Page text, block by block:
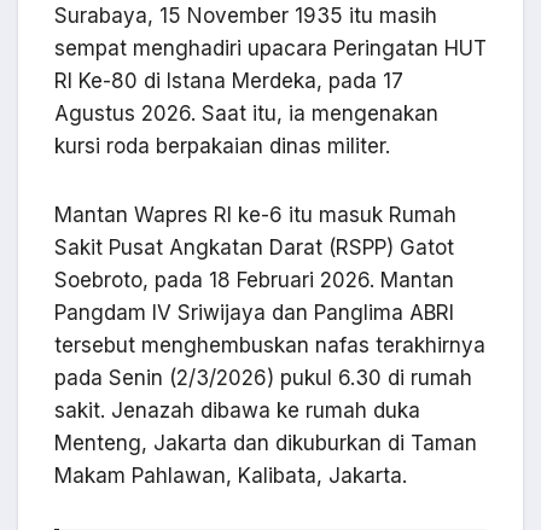
Surabaya, 15 November 1935 itu masih
sempat menghadiri upacara Peringatan HUT
RI Ke-80 di Istana Merdeka, pada 17
Agustus 2026. Saat itu, ia mengenakan
kursi roda berpakaian dinas militer.
Mantan Wapres RI ke-6 itu masuk Rumah
Sakit Pusat Angkatan Darat (RSPP) Gatot
Soebroto, pada 18 Februari 2026. Mantan
Pangdam IV Sriwijaya dan Panglima ABRI
tersebut menghembuskan nafas terakhirnya
pada Senin (2/3/2026) pukul 6.30 di rumah
sakit. Jenazah dibawa ke rumah duka
Menteng, Jakarta dan dikuburkan di Taman
Makam Pahlawan, Kalibata, Jakarta.